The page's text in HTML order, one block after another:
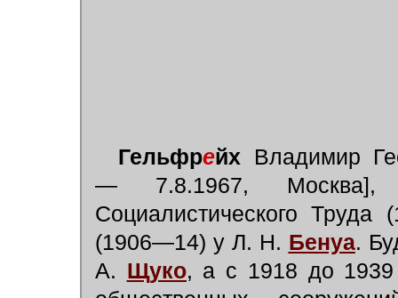
Гельфрейх Владимир
— 7.8.1967, Москва],
Социалистического Труда
(1906—14) у Л. Н. Бенуа.
А. Щуко, а с 1918 до 1939